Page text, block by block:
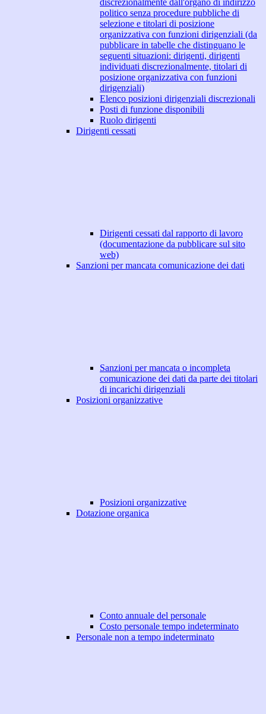
discrezionalmente dall'organo di indirizzo
politico senza procedure pubbliche di
selezione e titolari di posizione
organizzativa con funzioni dirigenziali (da
pubblicare in tabelle che distinguano le
seguenti situazioni: dirigenti, dirigenti
individuati discrezionalmente, titolari di
posizione organizzativa con funzioni
dirigenziali)
Elenco posizioni dirigenziali discrezionali
Posti di funzione disponibili
Ruolo dirigenti
Dirigenti cessati
Dirigenti cessati dal rapporto di lavoro
(documentazione da pubblicare sul sito
web)
Sanzioni per mancata comunicazione dei dati
Sanzioni per mancata o incompleta
comunicazione dei dati da parte dei titolari
di incarichi dirigenziali
Posizioni organizzative
Posizioni organizzative
Dotazione organica
Conto annuale del personale
Costo personale tempo indeterminato
Personale non a tempo indeterminato